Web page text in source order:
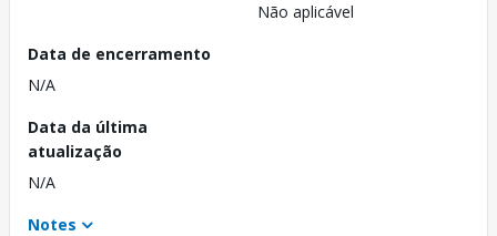
Não aplicável
Data de encerramento
N/A
Data da última
atualização
N/A
Notes